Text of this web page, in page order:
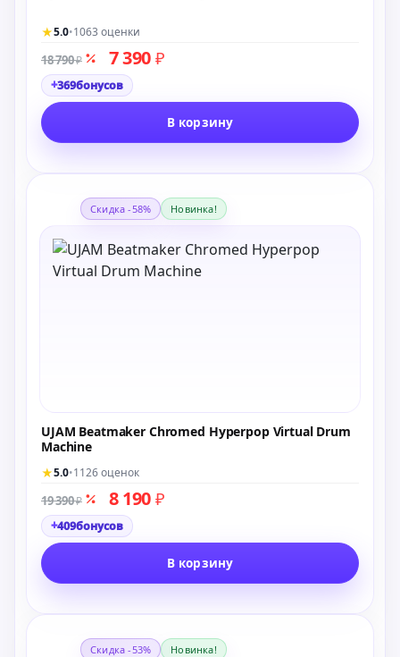
★5.0•1063 оценки
18 790₽ 7 390 ₽
+369бонусов
В корзину
Скидка -58% Новинка!
UJAM Beatmaker Chromed Hyperpop Virtual Drum
Machine
★5.0•1126 оценок
19 390₽ 8 190 ₽
+409бонусов
В корзину
Скидка -53% Новинка!